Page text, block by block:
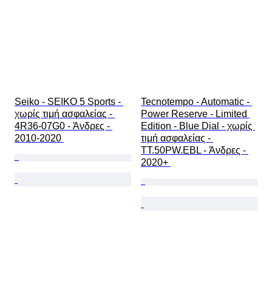
Seiko - SEIKO 5 Sports -
χωρίς τιμή ασφαλείας -
4R36-07G0 - Άνδρες -
2010-2020
Tecnotempo - Automatic -
Power Reserve - Limited
Edition - Blue Dial - χωρίς
τιμή ασφαλείας -
TT.50PW.EBL - Άνδρες -
2020+